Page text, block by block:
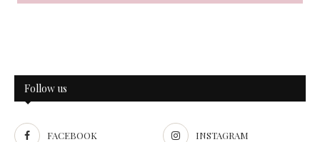
Follow us
FACEBOOK INSTAGRAM